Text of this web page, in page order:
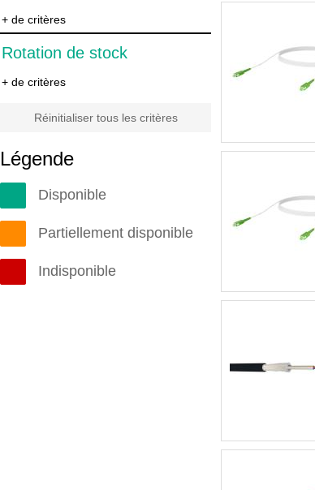
+ de critères
Rotation de stock
+ de critères
Réinitialiser tous les critères
Légende
Disponible
Partiellement disponible
Indisponible